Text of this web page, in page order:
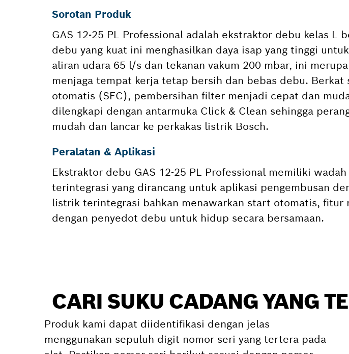
Sorotan Produk
GAS 12-25 PL Professional adalah ekstraktor debu kelas L
debu yang kuat ini menghasilkan daya isap yang tinggi
aliran udara 65 l/s dan tekanan vakum 200 mbar, ini
menjaga tempat kerja tetap bersih dan bebas debu.
otomatis (SFC), pembersihan filter menjadi cepat dan
dilengkapi dengan antarmuka Click & Clean sehingga
mudah dan lancar ke perkakas listrik Bosch.
Peralatan & Aplikasi
Ekstraktor debu GAS 12-25 PL Professional memiliki
terintegrasi yang dirancang untuk aplikasi pengembusan
listrik terintegrasi bahkan menawarkan start otomatis, fitur
dengan penyedot debu untuk hidup secara bersamaan.
CARI SUKU CADANG YANG
Produk kami dapat diidentifikasi dengan jelas
menggunakan sepuluh digit nomor seri yang tertera pada